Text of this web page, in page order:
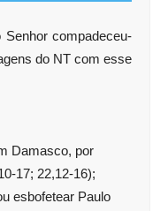
compadeceu-
do NT com esse
Damasco, por
17; 22,12-16);
esbofetear Paulo